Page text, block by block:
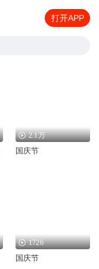
打开APP
2.1万
国庆节
1726
国庆节